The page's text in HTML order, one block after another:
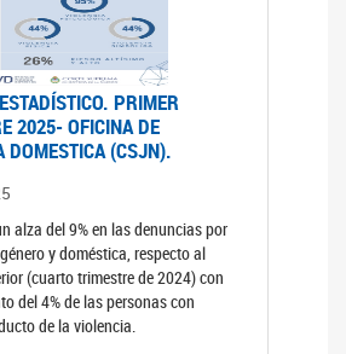
PRIMER
2025- OFICINA DE
DOMESTICA (CSJN).
alza del 9% en las denuncias por
y doméstica, respecto al
(cuarto trimestre de 2024) con
del 4% de las personas con
de la violencia.